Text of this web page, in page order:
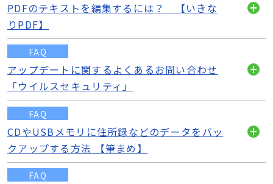
PDFのテキストを編集するには？ 【いきな
りPDF】
く
FAQ
アップデートに関するよくあるお問い合わせ
「ウイルスセキュリティ」
く
FAQ
CDやUSBメモリに住所録などのデータをバッ
クアップする方法 【筆まめ】
く
FAQ